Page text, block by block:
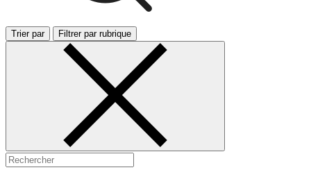
Trier par Filtrer par rubrique